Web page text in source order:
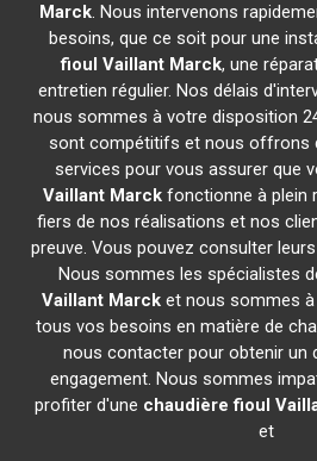
Marck. Nous intervenons
besoins, que ce soit pour une
fioul Vaillant Marck, une
entretien régulier. Nos délais
nous sommes à votre disposition
sont compétitifs et nous offrons
services pour vous assurer que
Vaillant Marckfonctionne à plein
fiers de nos réalisations et nos
preuve. Vous pouvez consulter
Nous sommes les spécialistes
Vaillant Marck et nous sommes
tous vos besoins en matière de
nous contacter pour obtenir un
engagement. Nous sommes
profiter d'une chaudière fioul
et